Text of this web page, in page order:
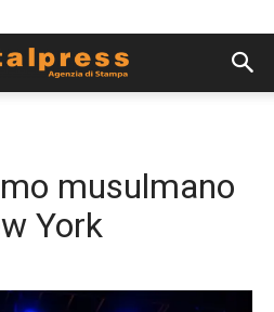
musulmano
York